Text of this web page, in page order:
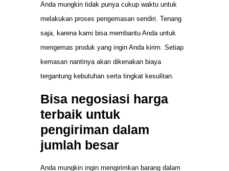
Anda mungkin tidak punya cukup waktu untuk
melakukan proses pengemasan sendiri. Tenang
saja, karena kami bisa membantu Anda untuk
mengemas produk yang ingin Anda kirim. Setiap
kemasan nantinya akan dikenakan biaya
tergantung kebutuhan serta tingkat kesulitan.
Bisa negosiasi harga
terbaik untuk
pengiriman dalam
jumlah besar
Anda mungkin ingin mengirimkan barang dalam